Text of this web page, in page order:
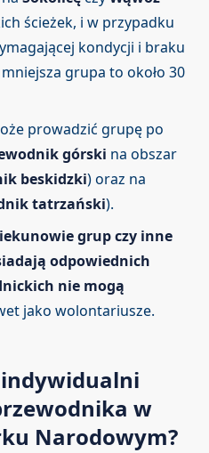
ścieżek, i w przypadku
kondycji i braku
grupa to około 30
prowadzić grupę po
górski na obszar
beskidzki) oraz na
tatrzański).
grup czy inne
odpowiednich
nie mogą
jako wolontariusze.
w
Narodowym?